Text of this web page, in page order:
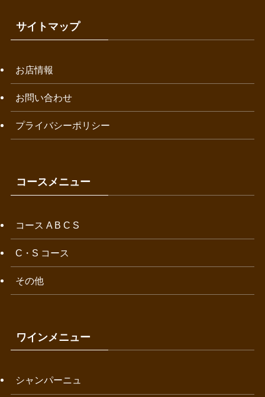
サイトマップ
お店情報
お問い合わせ
プライバシーポリシー
コースメニュー
コース A B C S
C・S コース
その他
ワインメニュー
シャンパーニュ